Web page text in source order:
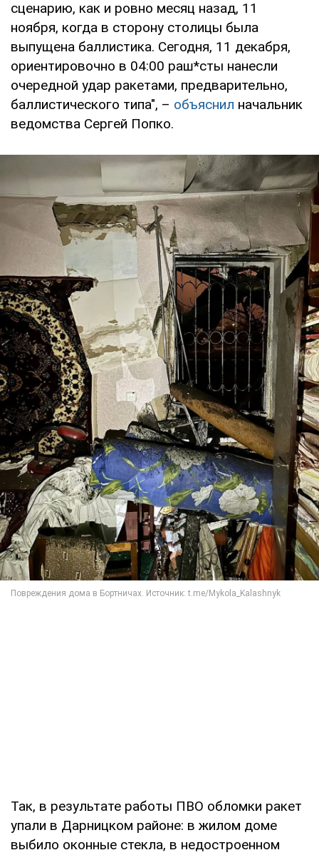
сценарию, как и ровно месяц назад, 11
ноября, когда в сторону столицы была
выпущена баллистика. Сегодня, 11 декабря,
ориентировочно в 04:00 раш*сты нанесли
очередной удар ракетами, предварительно,
баллистического типа", – объяснил начальник
ведомства Сергей Попко.
Так, в результате работы ПВО обломки ракет
упали в Дарницком районе: в жилом доме
выбило оконные стекла, в недостроенном